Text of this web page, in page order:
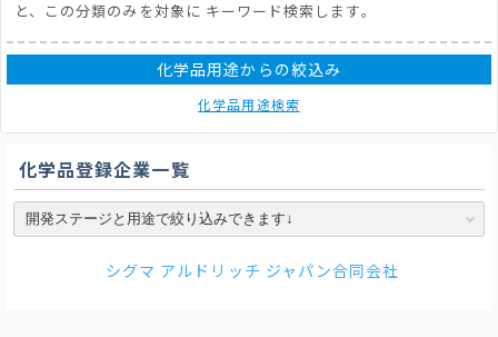
と、この分類のみを対象に キーワード検索します。
化学品用途からの絞込み
化学品用途検索
化学品登録企業一覧
シグマ アルドリッチ ジャパン合同会社